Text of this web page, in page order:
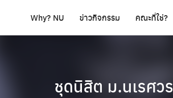
Why? NU ข่าวกิจกรรม คณะที่ใช่?
ชุดนิสิต ม.นเรศวร